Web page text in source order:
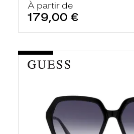
À partir de
179,00 €